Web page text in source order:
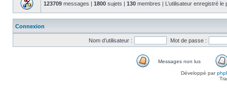
123709 messages | 1800 sujets | 130 membres | L’utilisateur enregistré
Connexion
Nom d’utilisateur : Mot de passe :
Messages non lus
Développé par